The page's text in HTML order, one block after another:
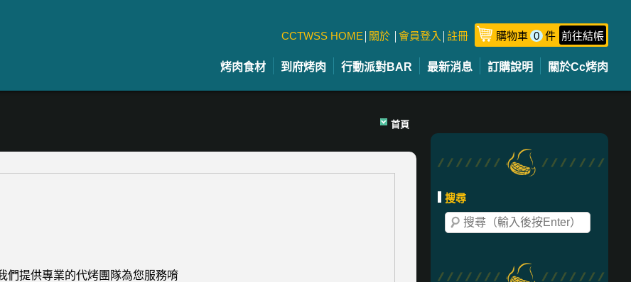
CCTWSS HOME 關於 會員登入 註冊 購物車 0 件 前往結帳
烤肉食材 到府烤肉 行動派對BAR 最新消息 訂購說明 關於Cc烤肉
搜尋
首頁
們提供專業的代烤團隊為您服務唷